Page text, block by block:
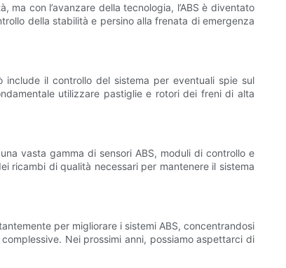
con l’avanzare della tecnologia, l’ABS è diventato
della stabilità e persino alla frenata di emergenza
include il controllo del sistema per eventuali spie sul
utilizzare pastiglie e rotori dei freni di alta
vasta gamma di sensori ABS, moduli di controllo e
ricambi di qualità necessari per mantenere il sistema
per migliorare i sistemi ABS, concentrandosi
Nei prossimi anni, possiamo aspettarci di